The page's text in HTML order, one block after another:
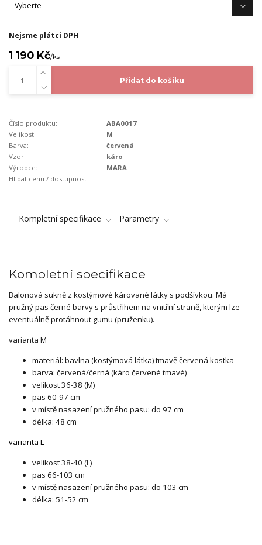
Nejsme plátci DPH
1 190 Kč/ks
Přidat do košíku
Číslo produktu:
ABA0017
Velikost:
M
Barva:
červená
Vzor:
káro
Výrobce:
MARA
Hlídat cenu / dostupnost
Kompletní specifikace Parametry
Kompletní specifikace
Balonová sukně z kostýmové kárované látky s podšívkou. Má
pružný pas černé barvy s průstřihem na vnitřní straně, kterým lze
eventuálně protáhnout gumu (pruženku).
varianta M
materiál: bavlna (kostýmová látka) tmavě červená kostka
barva: červená/černá (káro červené tmavé)
velikost 36-38 (M)
pas 60-97 cm
v místě nasazení pružného pasu: do 97 cm
délka: 48 cm
varianta L
velikost 38-40 (L)
pas 66-103 cm
v místě nasazení pružného pasu: do 103 cm
délka: 51-52 cm